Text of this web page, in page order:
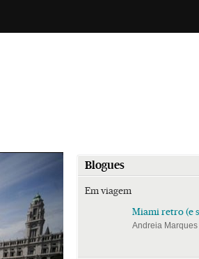
Blogues
Em viagem
Miami retro (e
Andreia